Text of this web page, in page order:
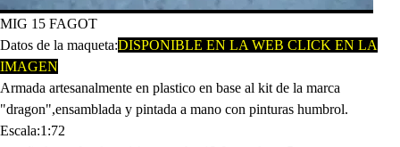
MIG 15 FAGOT
Datos de la maqueta:DISPONIBLE EN LA WEB CLICK EN LA
IMAGEN
Armada artesanalmente en plastico en base al kit de la marca
"dragon",ensamblada y pintada a mano con pinturas humbrol.
Escala:1:72